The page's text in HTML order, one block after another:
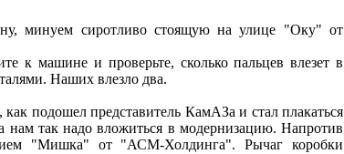
минуем сиротливо стоящую на улице "Оку" от
к машине и проверьте, сколько пальцев влезет в
Наших влезло два.
как подошел представитель КамАЗа и стал плакаться
нам так надо вложиться в модернизацию. Напротив
"Мишка" от "АСМ-Холдинга". Рычаг коробки